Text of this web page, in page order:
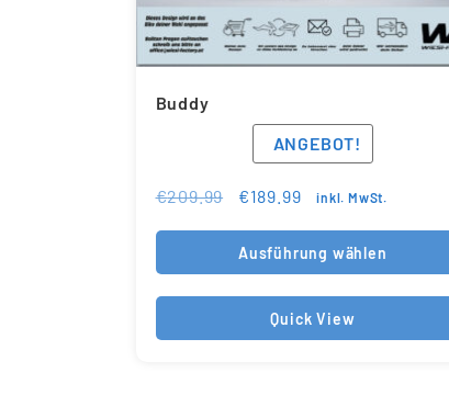
Buddy
ANGEBOT!
€209.99 €189.99 inkl. MwSt.
Ausführung wählen
Quick View